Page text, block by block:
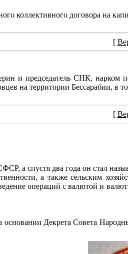
коллективного договора на
[
и председатель СНК, нарком
на территории Бессарабии, в
[
а спустя два года он стал
а также сельским
операций с валютой и
Декрета Совета